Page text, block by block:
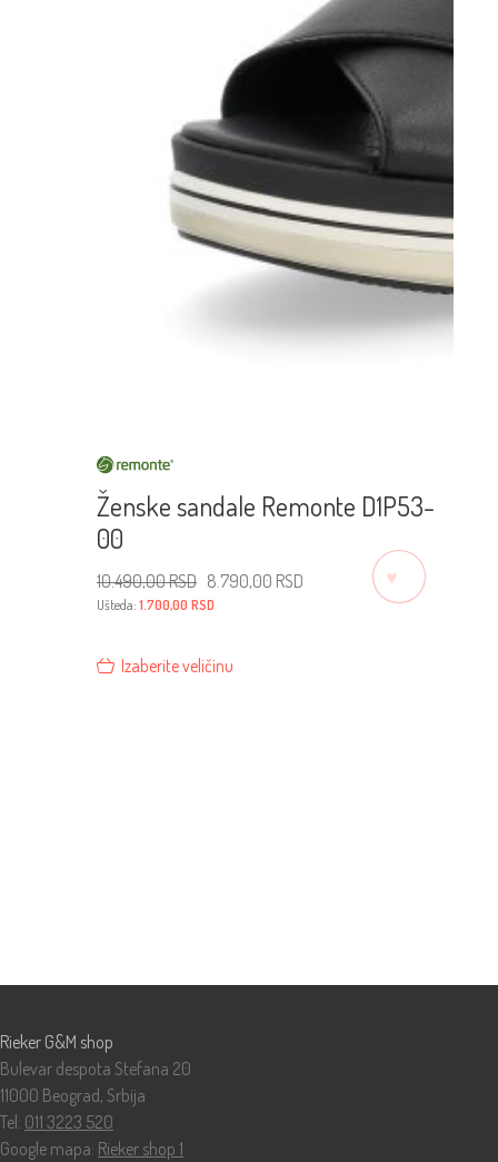
Ženske sandale Remonte D1P53-
00
10.490,00RSD Originalna
cena
je
bila:
10.490,00 RSD.
8.790,00 RSD
8.790,00 RSD.
Ušteda:1.700,00 RSD
Izaberite veličinu
Rieker G&M shop
Bulevar despota Stefana 20
11000 Beograd, Srbija
Tel: 011 3223 520
Google mapa: Rieker shop 1